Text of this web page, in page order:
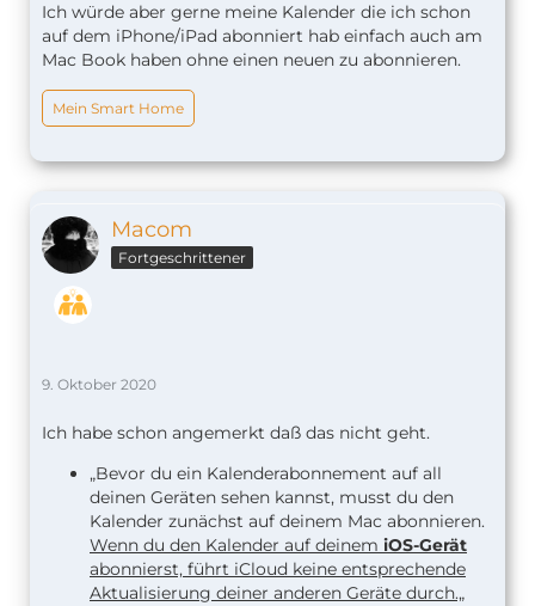
Ich würde aber gerne meine Kalender die ich schon
auf dem iPhone/iPad abonniert hab einfach auch am
Mac Book haben ohne einen neuen zu abonnieren.
Mein Smart Home
Macom
Fortgeschrittener
9. Oktober 2020
Ich habe schon angemerkt daß das nicht geht.
„Bevor du ein Kalenderabonnement auf all
deinen Geräten sehen kannst, musst du den
Kalender zunächst auf deinem Mac abonnieren.
Wenn du den Kalender auf deinem iOS-Gerät
abonnierst, führt iCloud keine entsprechende
Aktualisierung deiner anderen Geräte durch.„